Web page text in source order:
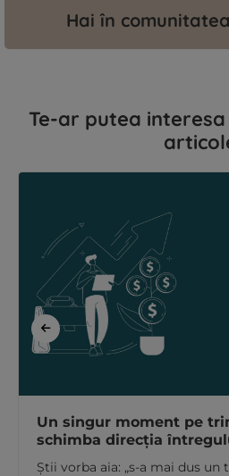
Hai în
Te-ar putea
Un singur moment pe
schimba direcția
Știi vorba aia: „s-a mai dus un